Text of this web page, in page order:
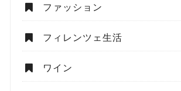
ファッション
フィレンツェ生活
ワイン